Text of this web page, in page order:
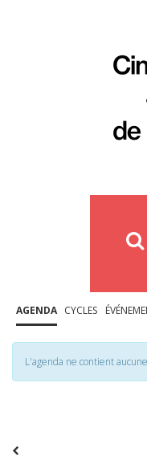
AGENDA CYCLES
L'agenda ne contient